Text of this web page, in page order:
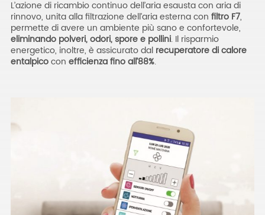
L’azione di ricambio continuo dell’aria esausta con aria di
rinnovo, unita alla filtrazione dell’aria esterna con filtro F7,
permette di avere un ambiente più sano e confortevole,
eliminando polveri, odori, spore e pollini. Il risparmio
energetico, inoltre, è assicurato dal recuperatore di calore
entalpicocon efficienza fino all’88%.